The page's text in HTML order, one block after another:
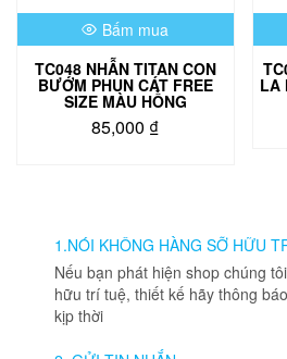
Bấm mua
TC048 NHẪN TITAN CON
BƯỚM PHUN CÁT FREE
SIZE MÀU HỒNG
85,000 ₫
LA
1.NÓI KHÔNG HÀNG SỠ HỮU
Nếu bạn phát hiện shop chúng
hữu trí tuệ, thiết kế hãy thông
kịp thời